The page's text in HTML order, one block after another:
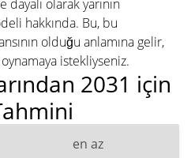
olarak yarının
hakkında. Bu, bu
olduğu anlamına gelir,
istekliyseniz.
2031 için
en az